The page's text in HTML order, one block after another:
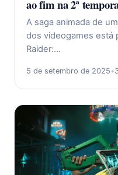
ao fim na 2ª
A saga animada de
dos videogames está
Raider:…
5 de setembro de 2025•